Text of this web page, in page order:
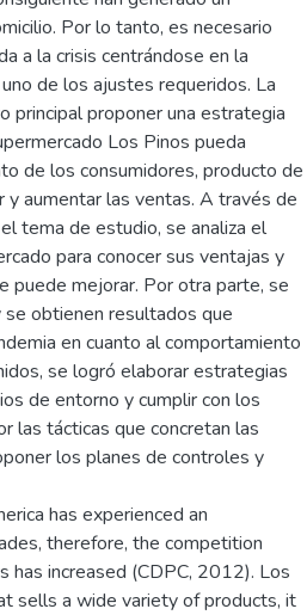
Por lo tanto, es necesario
a la crisis centrándose en la
de los ajustes requeridos. La
principal proponer una estrategia
Los Pinos pueda
de los consumidores, producto de
aumentar las ventas. A través de
tema de estudio, se analiza el
para conocer sus ventajas y
puede mejorar. Por otra parte, se
obtienen resultados que
en cuanto al comportamiento
se logró elaborar estrategias
de entorno y cumplir con los
las tácticas que concretan las
los planes de controles y
has experienced an
therefore, the competition
increased (CDPC, 2012). Los
sells a wide variety of products, it